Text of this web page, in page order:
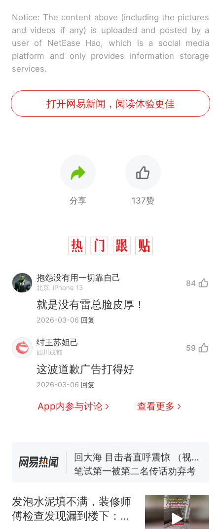
Notice: The content above (including the pictures
and videos if any) is uploaded and posted by a
user of NetEase Hao, which is a social media
platform and only provides information storage
services.
打开网易新闻，阅读体验更佳
分享 137赞
抱怨没有用一切靠自己
北京 iPhone 13 84
就是没有雷总脸皮厚！
2026-03-06 回复
纣王苏妲己
四川成都 59
这波道歉广告打得好
2026-03-06 回复
App内参与讨论 查看更多
热
那个在床头放菜刀的女孩，
因老师一句“跟我回家”改写了
人生
新 费大厨“全国小炒肉大王”称
来源：参考消息）
笔试第一被第二名传话劝弃考
官方通报
试前13名均遭淘汰？教育局：
已叫停招聘，成立调查组全面
核查
台风"白海豚"中心附近最大风
力已达15级 最新研判
发泡水泥填不满，装修师
傅检查发现漏到楼下：出